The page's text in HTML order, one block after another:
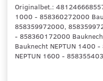
Originalbet.:
1000 - 858360272000
858359972000,
- 858360172000
Bauknecht NEPTUN 1400
NEPTUN 1600 -